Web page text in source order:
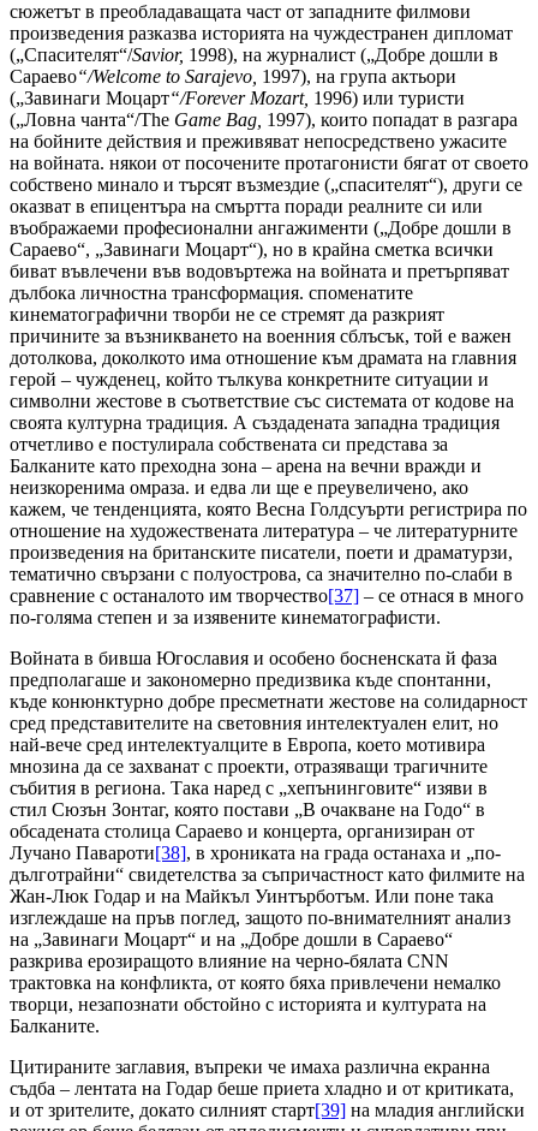
сюжетът в преобладаващата част от западните филмови
произведения разказва историята на чуждестранен дипломат
(„Спасителят“/Savior, 1998), на журналист („Добре дошли в
Сараево“/Welcome to Sarajevo, 1997), на група актьори
(„Завинаги Моцарт“/Forever Mozart, 1996) или туристи
(„Ловна чанта“/The Game Bag, 1997), които попадат в разгара
на бойните действия и преживяват непосредствено ужасите
на войната. някои от посочените протагонисти бягат от своето
собствено минало и търсят възмездие („спасителят“), други се
оказват в епицентъра на смъртта поради реалните си или
въображаеми професионални ангажименти („Добре дошли в
Сараево“, „Завинаги Моцарт“), но в крайна сметка всички
биват въвлечени във водовъртежа на войната и претърпяват
дълбока личностна трансформация. споменатите
кинематографични творби не се стремят да разкрият
причините за възникването на военния сблъсък, той е важен
дотолкова, доколкото има отношение към драмата на главния
герой – чужденец, който тълкува конкретните ситуации и
символни жестове в съответствие със системата от кодове на
своята културна традиция. А създадената западна традиция
отчетливо е постулирала собствената си представа за
Балканите като преходна зона – арена на вечни вражди и
неизкоренима омраза. и едва ли ще е преувеличено, ако
кажем, че тенденцията, която Весна Голдсуърти регистрира по
отношение на художествената литература – че литературните
произведения на британските писатели, поети и драматурзи,
тематично свързани с полуострова, са значително по-слаби в
сравнение с останалото им творчество[37] – се отнася в много
по-голяма степен и за изявените кинематографисти.
Войната в бивша Югославия и особено босненската й фаза
предполагаше и закономерно предизвика къде спонтанни,
къде конюнктурно добре пресметнати жестове на солидарност
сред представителите на световния интелектуален елит, но
най-вече сред интелектуалците в Европа, което мотивира
мнозина да се захванат с проекти, отразяващи трагичните
събития в региона. Така наред с „хепънинговите“ изяви в
стил Сюзън Зонтаг, която постави „В очакване на Годо“ в
обсадената столица Сараево и концерта, организиран от
Лучано Павароти[38], в хрониката на града останаха и „по-
дълготрайни“ свидетелства за съпричастност като филмите на
Жан-Люк Годар и на Майкъл Уинтърботъм. Или поне така
изглеждаше на пръв поглед, защото по-внимателният анализ
на „Завинаги Моцарт“ и на „Добре дошли в Сараево“
разкрива ерозиращото влияние на черно-бялата CNN
трактовка на конфликта, от която бяха привлечени немалко
творци, незапознати обстойно с историята и културата на
Балканите.
Цитираните заглавия, въпреки че имаха различна екранна
съдба – лентата на Годар беше приета хладно и от критиката,
и от зрителите, докато силният старт[39] на младия английски